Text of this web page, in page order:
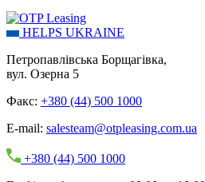
HELPS UKRAINE
Петропавлівська Борщагівка,
вул. Озерна 5
Факс: +380 (44) 500 1000
E-mail: salesteam@otpleasing.com.ua
+380 (44) 500 1000